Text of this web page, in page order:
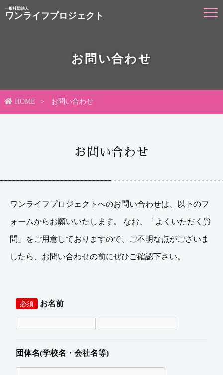
一般社団法人
ワンライフプロジェクト
お問い合わせ
HOME お問い合わせ
お問い合わせ
ワンライフプロジェクトへのお問い合わせは、以下のフ
ォームからお願いいたします。 なお、「よくいただく質
問」をご用意しておりますので、ご不明な点がございま
したら、お問い合わせの前にぜひご確認下さい。
必須 お名前
団体名(学校名・会社名等)